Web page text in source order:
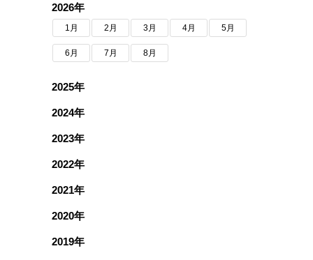
2026年
1月 2月 3月 4月 5月
6月 7月 8月
2025年
2024年
2023年
2022年
2021年
2020年
2019年